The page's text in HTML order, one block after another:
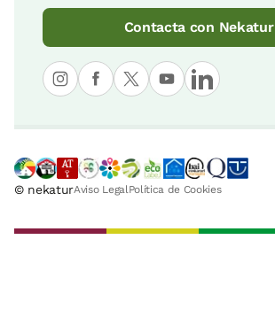
Contacta con Nekatur
© nekaturAviso Legal Política de Cookies